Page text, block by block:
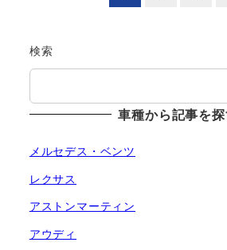
の
ー
ジ
送
り
検索
車種から記事を
メルセデス・ベンツ
レクサス
アストンマーティン
アウディ